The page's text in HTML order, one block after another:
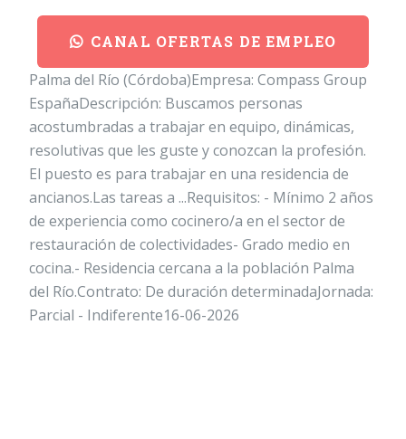
CANAL OFERTAS DE EMPLEO
Palma del Río (Córdoba)Empresa: Compass Group
EspañaDescripción: Buscamos personas
acostumbradas a trabajar en equipo, dinámicas,
resolutivas que les guste y conozcan la profesión.
El puesto es para trabajar en una residencia de
ancianos.Las tareas a ...Requisitos: - Mínimo 2 años
de experiencia como cocinero/a en el sector de
restauración de colectividades- Grado medio en
cocina.- Residencia cercana a la población Palma
del Río.Contrato: De duración determinadaJornada:
Parcial - Indiferente16-06-2026